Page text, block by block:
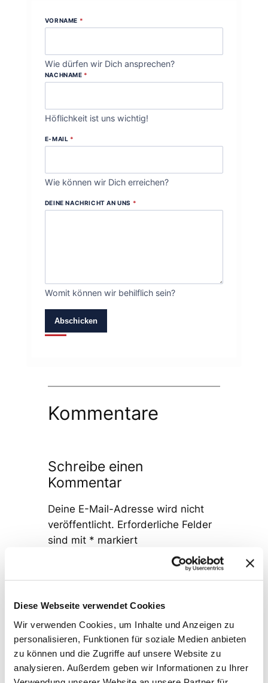
Diese Webseite verwendet Cookies
Wir verwenden Cookies, um Inhalte und Anzeigen zu
personalisieren, Funktionen für soziale Medien anbieten
zu können und die Zugriffe auf unsere Website zu
analysieren. Außerdem geben wir Informationen zu Ihrer
VORNAME *
Wie dürfen wir Dich ansprechen?
NACHNAME *
Höflichkeit ist uns wichtig!
E-MAIL *
Wie können wir Dich erreichen?
DEINE NACHRICHT AN UNS *
Womit können wir behilflich sein?
Abschicken
Kommentare
Schreibe einen
Kommentar
Deine E-Mail-Adresse wird nicht
veröffentlicht. Erforderliche Felder
sind mit * markiert
Name*